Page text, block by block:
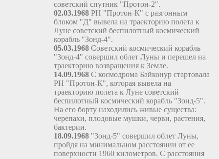
советский спутник "Протон-2".
02.03.1968 РН "Протон-К" с разгонным
блоком "Д" вывела на траекторию полета к
Луне советский беспилотный космический
корабль "Зонд-4".
05.03.1968 Советский космический корабль
"Зонд-4" совершил облет Луны и перешел на
траекторию возвращения к Земле.
14.09.1968 С космодрома Байконур стартовала
РН "Протон-К", которая вывела на
траекторию полета к Луне советский
беспилотный космический корабль "Зонд-5".
На его борту находились живые существа:
черепахи, плодовые мушки, черви, растения,
бактерии.
18.09.1968 "Зонд-5" совершил облет Луны,
пройдя на минимальном расстоянии от ее
поверхности 1960 километров. С расстояния